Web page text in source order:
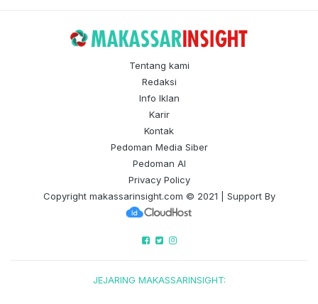
Tentang kami
Redaksi
Info Iklan
Karir
Kontak
Pedoman Media Siber
Pedoman AI
Privacy Policy
Copyright makassarinsight.com © 2021 | Support By
JEJARING MAKASSARINSIGHT: